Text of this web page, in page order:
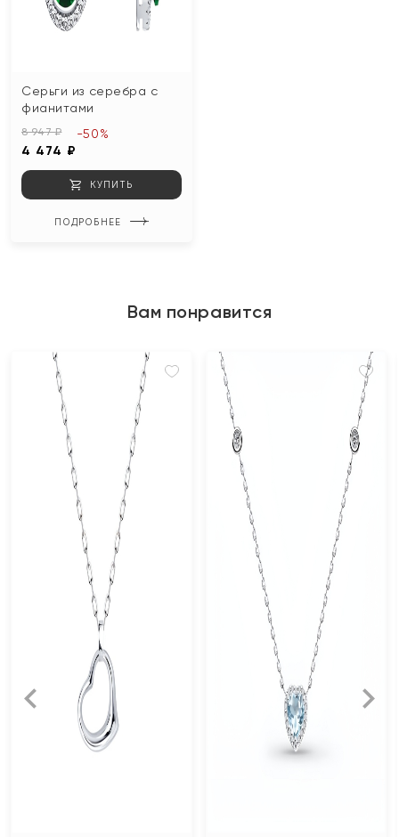
Серьги из серебра с
фианитами
8 947 ₽
4 474 ₽
-50%
КУПИТЬ
ПОДРОБНЕЕ
Вам понравится